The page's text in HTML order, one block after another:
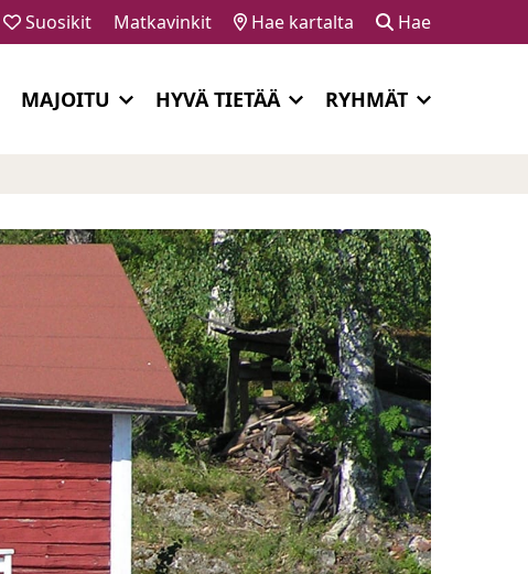
Suosikit Matkavinkit Hae kartalta Hae
MAJOITU HYVÄ TIETÄÄ RYHMÄT